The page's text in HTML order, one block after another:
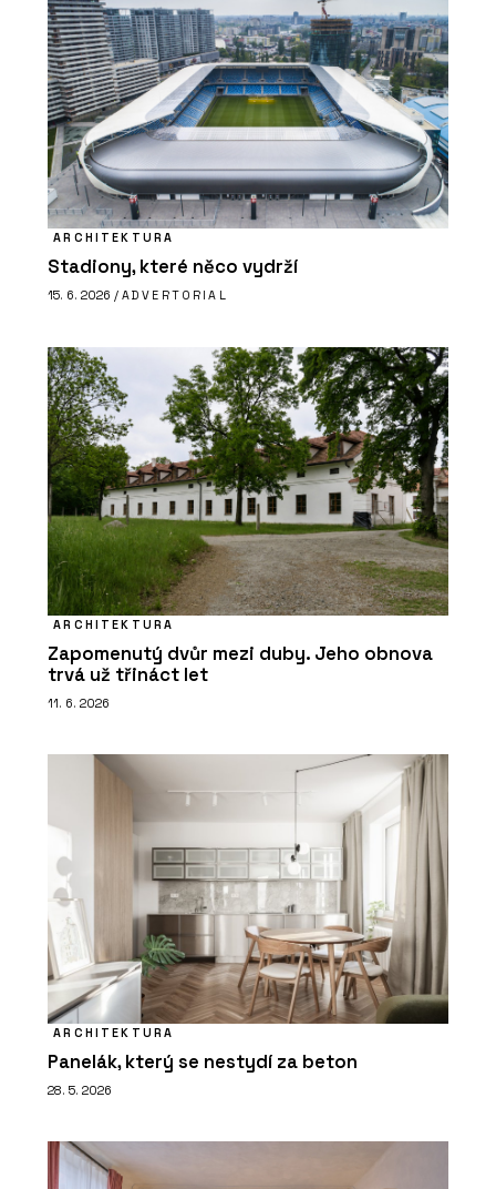
ARCHITEKTURA
Stadiony, které něco vydrží
15. 6. 2026 / ADVERTORIAL
ARCHITEKTURA
Zapomenutý dvůr mezi duby. Jeho obnova
trvá už třináct let
11. 6. 2026
ARCHITEKTURA
Panelák, který se nestydí za beton
28. 5. 2026